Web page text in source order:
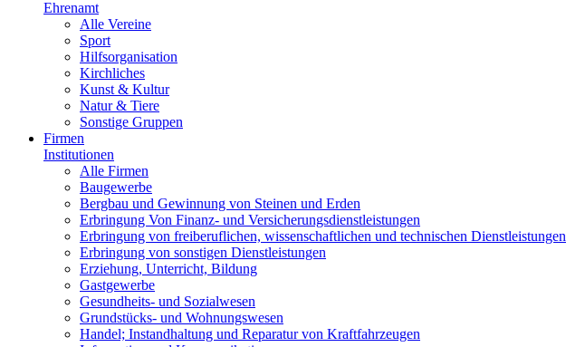
Ehrenamt
Alle Vereine
Sport
Hilfsorganisation
Kirchliches
Kunst & Kultur
Natur & Tiere
Sonstige Gruppen
Firmen
Institutionen
Alle Firmen
Baugewerbe
Bergbau und Gewinnung von Steinen und Erden
Erbringung Von Finanz- und Versicherungsdienstleistungen
Erbringung von freiberuflichen, wissenschaftlichen und technischen Dienstleistungen
Erbringung von sonstigen Dienstleistungen
Erziehung, Unterricht, Bildung
Gastgewerbe
Gesundheits- und Sozialwesen
Grundstücks- und Wohnungswesen
Handel; Instandhaltung und Reparatur von Kraftfahrzeugen